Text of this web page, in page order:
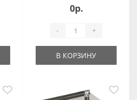
0р.
- +
В КОРЗИНУ